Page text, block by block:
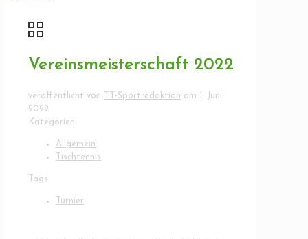
Vereinsmeisterschaft 2022
veröffentlicht von TT-Sportredaktion am 1. Juni
2022
Kategorien
Allgemein
Tischtennis
Tags
Turnier